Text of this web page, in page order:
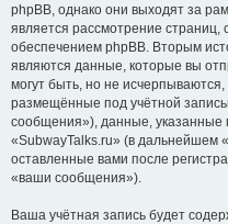
phpBB, однако они выходят за
является рассмотрение
обеспечением phpBB. Вторым
являются данные, которые вы
могут быть, но не
размещённые под учётной
сообщения»), данные, указанные
«SubwayTalks.ru» (в дальнейшем
оставленные вами после
«ваши сообщения»).
Ваша учётная запись будет